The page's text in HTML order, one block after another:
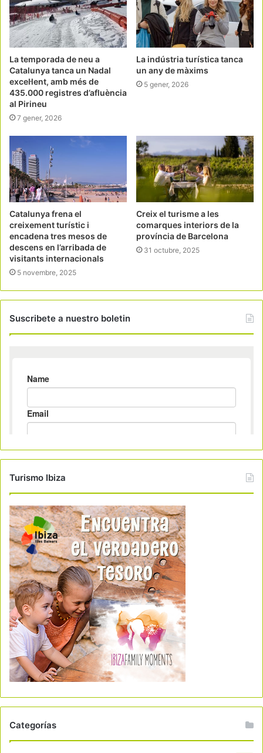
La temporada de neu a
Catalunya tanca un Nadal
excel·lent, amb més de
435.000 registres d’afluència
al Pirineu
7 gener, 2026
La indústria turística tanca
un any de màxims
5 gener, 2026
Catalunya frena el
creixement turístic i
encadena tres mesos de
descens en l’arribada de
visitants internacionals
5 novembre, 2025
Creix el turisme a les
comarques interiors de la
província de Barcelona
31 octubre, 2025
Suscribete a nuestro boletin
Turismo Ibiza
Categorías